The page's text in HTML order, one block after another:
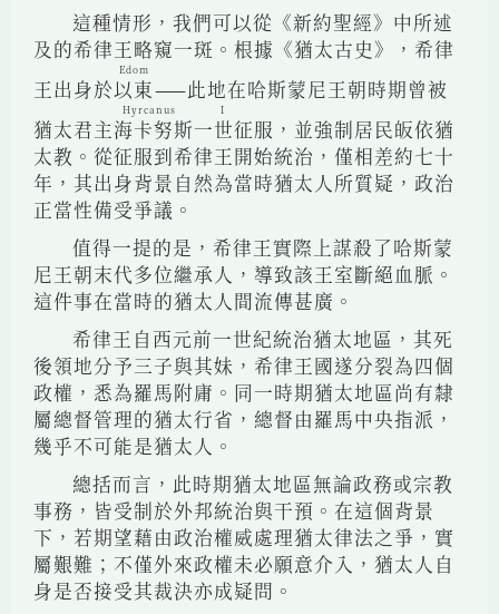
這種情形，我們可以從《新約聖經》中所述
及的希律王略窺一斑。根據《猶太古史》，希律
王出身於以東
Edom
——此地在哈斯蒙尼王朝時期曾被
猶太君主海卡努斯一世
Hyrcanus I
征服，並強制居民皈依猶
太教。從征服到希律王開始統治，僅相差約七十
年，其出身背景自然為當時猶太人所質疑，政治
正當性備受爭議。
值得一提的是，希律王實際上謀殺了哈斯蒙
尼王朝末代多位繼承人，導致該王室斷絕血脈。
這件事在當時的猶太人間流傳甚廣。
希律王自西元前一世紀統治猶太地區，其死
後領地分予三子與其妹，希律王國遂分裂為四個
政權，悉為羅馬附庸。同一時期猶太地區尚有隸
屬總督管理的猶太行省，總督由羅馬中央指派，
幾乎不可能是猶太人。
總括而言，此時期猶太地區無論政務或宗教
事務，皆受制於外邦統治與干預。在這個背景
下，若期望藉由政治權威處理猶太律法之爭，實
屬艱難；不僅外來政權未必願意介入，猶太人自
身是否接受其裁決亦成疑問。